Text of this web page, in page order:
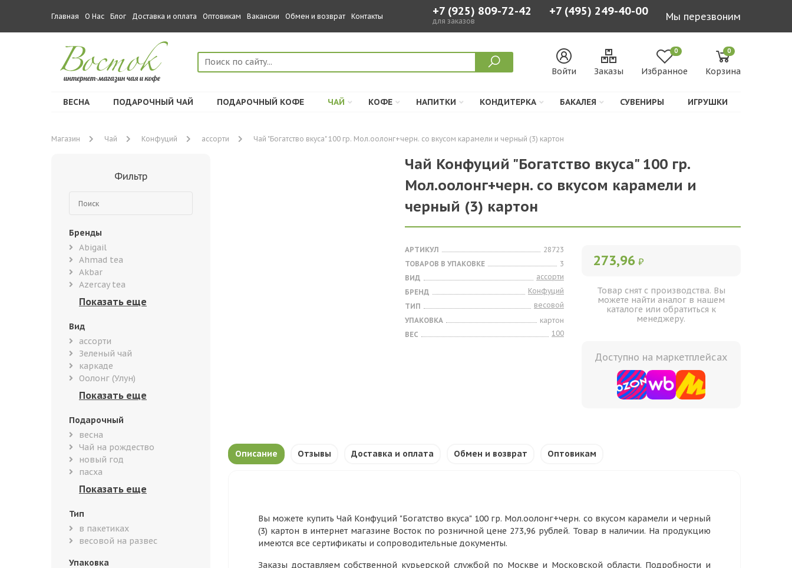
Главная О Нас Блог Доставка и оплата Оптовикам Вакансии Обмен и возврат Контакты +7 (925) 809-72-42
для заказов
+7 (495) 249-40-00 Мы перезвоним
Войти Заказы
0
Избранное
0
Корзина
ВЕСНА ПОДАРОЧНЫЙ ЧАЙ ПОДАРОЧНЫЙ КОФЕ ЧАЙ КОФЕ НАПИТКИ КОНДИТЕРКА БАКАЛЕЯ СУВЕНИРЫ ИГРУШКИ
Магазин Чай Конфуций ассорти Чай "Богатство вкуса" 100 гр. Мол.оолонг+черн. со вкусом карамели и черный (3) картон
Фильтр
Бренды
Abigail
Ahmad tea
Akbar
Azercay tea
Вид
ассорти
Зеленый чай
каркаде
Оолонг (Улун)
Подарочный
весна
Чай на рождество
новый год
пасха
Тип
в пакетиках
весовой на развес
Упаковка
Чай Конфуций "Богатство вкуса" 100 гр.
Мол.оолонг+черн. со вкусом карамели и
черный (3) картон
АРТИКУЛ
28723
ТОВАРОВ В УПАКОВКЕ
3
ВИД
ассорти
БРЕНД
Конфуций
ТИП
весовой
УПАКОВКА
картон
ВЕС
100
273,96 ₽
Товар снят с производства. Вы
можете найти аналог в нашем
каталоге или обратиться к
менеджеру.
Доступно на маркетплейсах
Описание Отзывы Доставка и оплата Обмен и возврат Оптовикам
Вы можете купить Чай Конфуций "Богатство вкуса" 100 гр. Мол.оолонг+черн. со вкусом карамели и черный
(3) картон в интернет магазине Восток по розничной цене 273,96 рублей. Товар в наличии. На продукцию
имеются все сертификаты и сопроводительные документы.
Заказы доставляем собственной курьерской службой по Москве и Московской области. Подробности и